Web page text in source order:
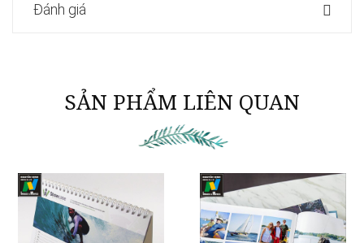
Đánh giá
SẢN PHẨM LIÊN QUAN